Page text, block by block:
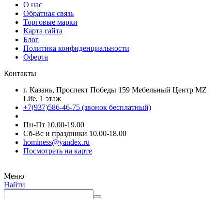
О нас
Обратная связь
Торговые марки
Карта сайта
Блог
Политика конфиденциальности
Оферта
Контакты
г. Казань, Проспект Победы 159 Мебельный Центр MZ
Life, 1 этаж
+7(937)586-46-75 (звонок бесплатный)
Пн-Пт 10.00-19.00
Сб-Вс и праздники 10.00-18.00
hominess@yandex.ru
Посмотреть на карте
Меню
Найти